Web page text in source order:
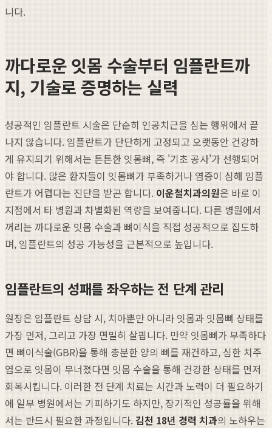
니다.
까다로운 잇몸 수술부터 임플란트까
지, 기술로 증명하는 실력
성공적인 임플란트 시술은 단순히 인공치근을 심는 행위에서 끝
나지 않습니다. 임플란트가 단단하게 고정되고 오랫동안 건강하
게 유지되기 위해서는 튼튼한 잇몸뼈, 즉 '기초 공사'가 선행되어
야 합니다. 많은 환자들이 잇몸뼈가 부족하거나 염증이 심해 임플
란트가 어렵다는 진단을 받곤 합니다. 이운철치과의원은 바로 이
지점에서 타 병원과 차별화된 역량을 보여줍니다. 다른 병원에서
꺼리는 까다로운 잇몸 수술과 뼈이식을 직접 성공적으로 집도하
며, 임플란트의 성공 가능성을 근본적으로 높입니다.
임플란트의 성패를 좌우하는 전 단계 관리
원장은 임플란트 상담 시, 치아뿐만 아니라 잇몸과 잇몸뼈 상태를
가장 먼저, 그리고 가장 면밀히 살핍니다. 만약 잇몸뼈가 부족하다
면 뼈이식술(GBR)을 통해 충분한 양의 뼈를 재건하고, 심한 치주
염으로 잇몸이 무너졌다면 잇몸 수술을 통해 건강한 상태를 먼저
회복시킵니다. 이러한 전 단계 치료는 시간과 노력이 더 필요하기
에 일부 병원에서는 기피하기도 하지만, 장기적인 성공률을 위해
서는 반드시 필요한 과정입니다.김천 18년 경력 치과의 노하우는